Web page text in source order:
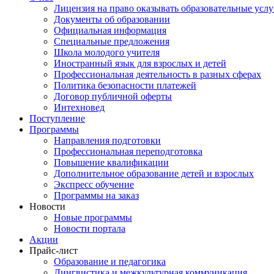
Лицензия на право оказывать образовательные
Документы об образовании
Официальная информация
Специальные предложения
Школа молодого учителя
Иностранный язык для взрослых и детей
Профессиональная деятельность в разных сферах
Политика безопасности платежей
Договор публичной оферты
Интехновед
Поступление
Программы
Направления подготовки
Профессиональная переподготовка
Повышение квалификации
Дополнительное образование детей и взрослых
Экспресс обучение
Программы на заказ
Новости
Новые программы
Новости портала
Акции
Прайс-лист
Образование и педагогика